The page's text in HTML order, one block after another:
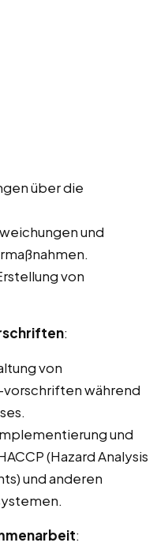
über die
und
von
:
von
während
und
(Hazard Analysis
und anderen
: